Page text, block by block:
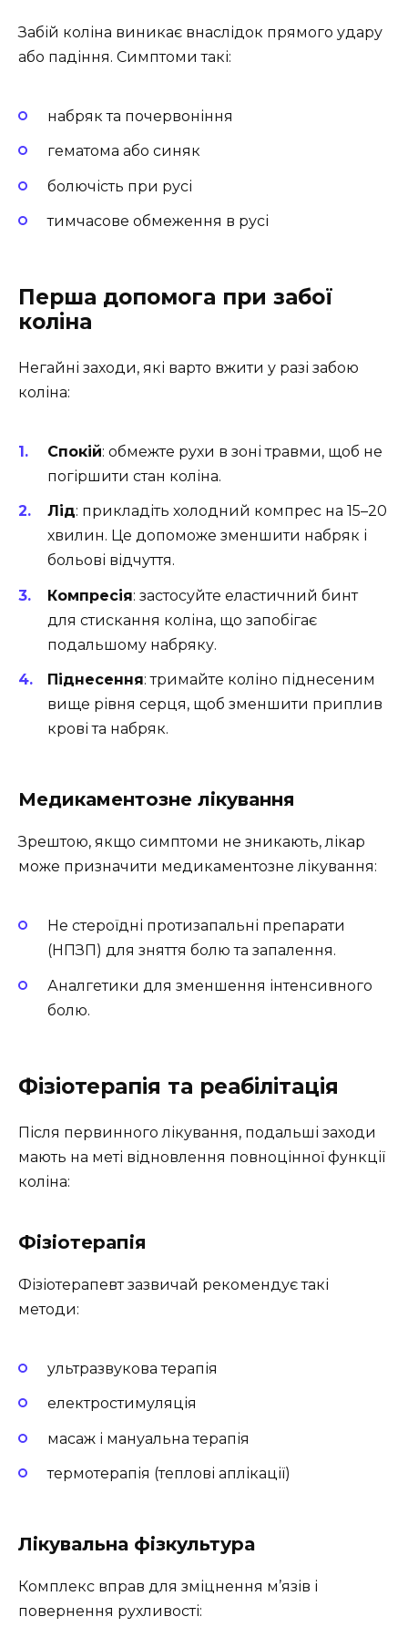
Забій коліна виникає внаслідок прямого удару
або падіння. Симптоми такі:
набряк та почервоніння
гематома або синяк
болючість при русі
тимчасове обмеження в русі
Перша допомога при забої
коліна
Негайні заходи, які варто вжити у разі забою
коліна:
Спокій: обмежте рухи в зоні травми, щоб не
погіршити стан коліна.
Лід: прикладіть холодний компрес на 15–20
хвилин. Це допоможе зменшити набряк і
больові відчуття.
Компресія: застосуйте еластичний бинт
для стискання коліна, що запобігає
подальшому набряку.
Піднесення: тримайте коліно піднесеним
вище рівня серця, щоб зменшити приплив
крові та набряк.
Медикаментозне лікування
Зрештою, якщо симптоми не зникають, лікар
може призначити медикаментозне лікування:
Не стероїдні протизапальні препарати
(НПЗП) для зняття болю та запалення.
Аналгетики для зменшення інтенсивного
болю.
Фізіотерапія та реабілітація
Після первинного лікування, подальші заходи
мають на меті відновлення повноцінної функції
коліна:
Фізіотерапія
Фізіотерапевт зазвичай рекомендує такі
методи:
ультразвукова терапія
електростимуляція
масаж і мануальна терапія
термотерапія (теплові аплікації)
Лікувальна фізкультура
Комплекс вправ для зміцнення м’язів і
повернення рухливості: